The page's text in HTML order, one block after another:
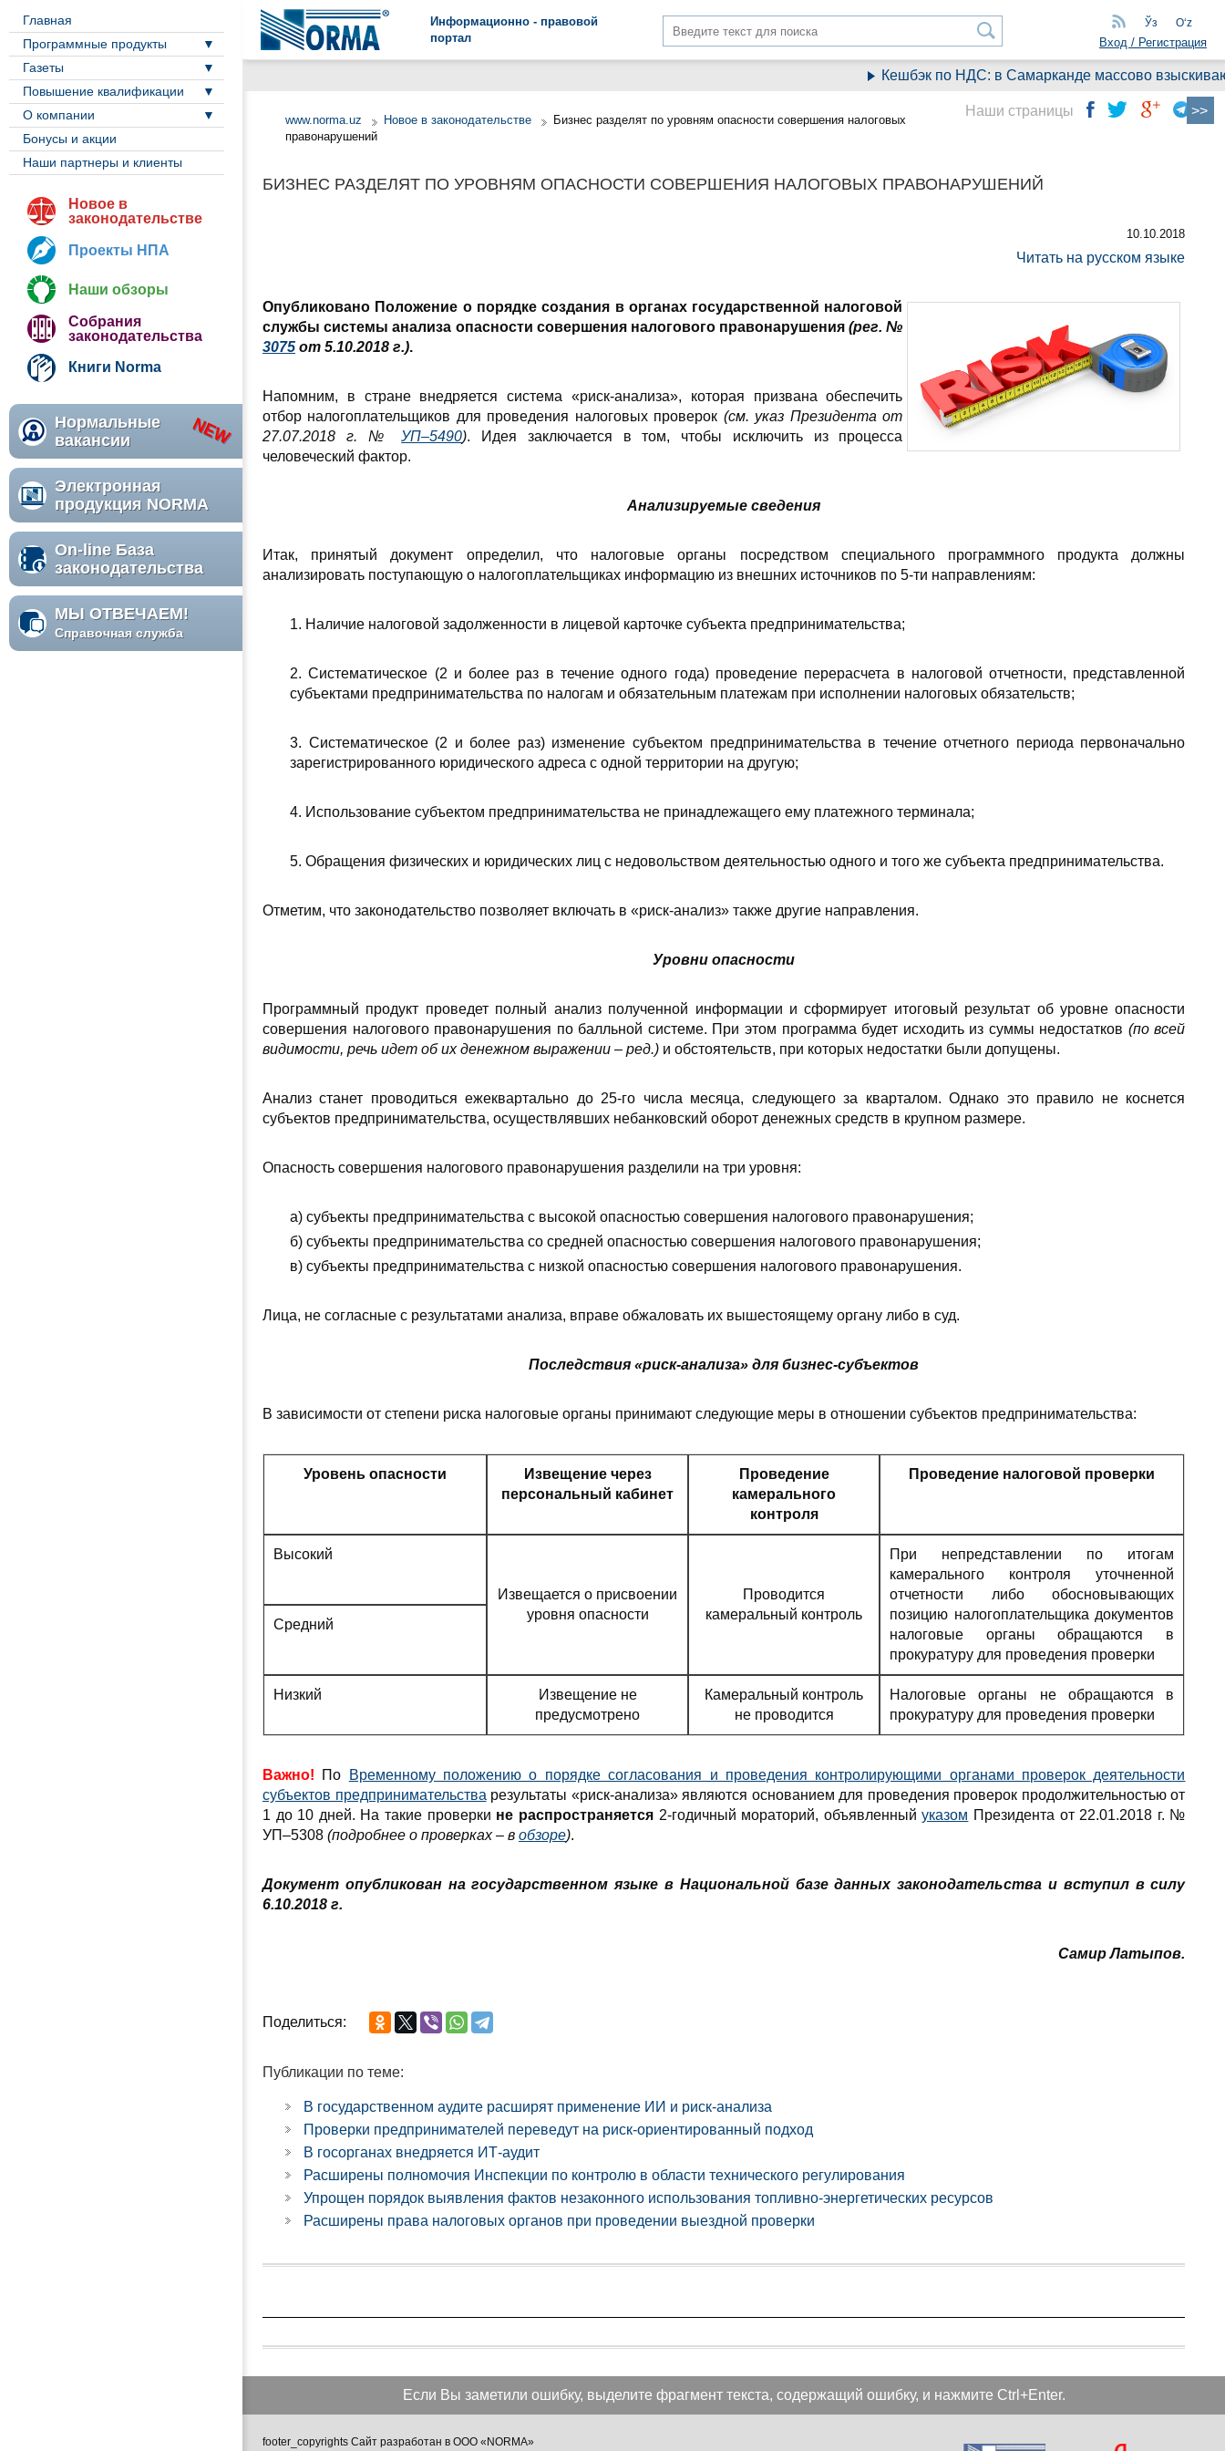
Информационно - правовой
портал
Ўз Oʻz
Вход / Регистрация
Главная
Программные продукты
Газеты
Повышение квалификации
О компании
Бонусы и акции
Наши партнеры и клиенты
Новое в
законодательстве
Проекты НПА
Наши обзоры
Собрания
законодательства
Книги Norma
Нормальные
вакансии
Электронная
продукция NORMA
On-line База
законодательства
МЫ ОТВЕЧАЕМ!
Справочная служба
Кешбэк по НДС: в Самарканде массово взыскивают
www.norma.uz Новое в законодательстве
Бизнес разделят по уровням опасности совершения налоговых
правонарушений
БИЗНЕС РАЗДЕЛЯТ ПО УРОВНЯМ ОПАСНОСТИ СОВЕРШЕНИЯ НАЛОГОВЫХ ПРАВОНАРУШЕНИЙ
10.10.2018
Читать на русском языке
Опубликовано Положение о порядке создания в органах государственной налоговой
службы системы анализа опасности совершения налогового правонарушения(рег. №
3075 от 5.10.2018 г.).
Напомним, в стране внедряется система «риск-анализа», которая призвана обеспечить
отбор налогоплательщиков для проведения налоговых проверок (см. указ Президента от
27.07.2018 г. №УП–5490). Идея заключается в том, чтобы исключить из процесса
человеческий фактор.
Анализируемые сведения
Итак, принятый документ определил, что налоговые органы посредством специального программного продукта должны
анализировать поступающую о налогоплательщиках информацию из внешних источников по 5-ти направлениям:
1. Наличие налоговой задолженности в лицевой карточке субъекта предпринимательства;
2. Систематическое (2 и более раз в течение одного года) проведение перерасчета в налоговой отчетности, представленной
субъектами предпринимательства по налогам и обязательным платежам при исполнении налоговых обязательств;
3. Систематическое (2 и более раз) изменение субъектом предпринимательства в течение отчетного периода первоначально
зарегистрированного юридического адреса с одной территории на другую;
4. Использование субъектом предпринимательства не принадлежащего ему платежного терминала;
5. Обращения физических и юридических лиц с недовольством деятельностью одного и того же субъекта предпринимательства.
Отметим, что законодательство позволяет включать в «риск-анализ» также другие направления.
Уровни опасности
Программный продукт проведет полный анализ полученной информации и сформирует итоговый результат об уровне опасности
совершения налогового правонарушения по балльной системе. При этом программа будет исходить из суммы недостатков (по всей
видимости, речь идет об их денежном выражении – ред.) и обстоятельств, при которых недостатки были допущены.
Анализ станет проводиться ежеквартально до 25-го числа месяца, следующего за кварталом. Однако это правило не коснется
субъектов предпринимательства, осуществлявших небанковский оборот денежных средств в крупном размере.
Опасность совершения налогового правонарушения разделили на три уровня:
а) субъекты предпринимательства с высокой опасностью совершения налогового правонарушения;
б) субъекты предпринимательства со средней опасностью совершения налогового правонарушения;
в) субъекты предпринимательства с низкой опасностью совершения налогового правонарушения.
Лица, не согласные с результатами анализа, вправе обжаловать их вышестоящему органу либо в суд.
Последствия «риск-анализа» для бизнес-субъектов
В зависимости от степени риска налоговые органы принимают следующие меры в отношении субъектов предпринимательства:
Уровень опасности
Извещение через
персональный кабинет
Проведение
камерального
контроля
Проведение налоговой проверки
Высокий
Извещается о присвоении
уровня опасности
Проводится
камеральный контроль
При непредставлении по итогам
камерального контроля уточненной
отчетности либо обосновывающих
позицию налогоплательщика документов
налоговые органы обращаются в
прокуратуру для проведения проверки
Средний
Низкий
Извещение не
предусмотрено
Камеральный контроль
не проводится
Налоговые органы не обращаются в
прокуратуру для проведения проверки
Важно! По
Временному положению о порядке согласования и проведения контролирующими органами проверок деятельности
субъектов предпринимательства результаты «риск-анализа» являются основанием для проведения проверок продолжительностью от
1 до 10 дней. На такие проверки не распространяется2-годичный мораторий, объявленныйуказом Президента от 22.01.2018 г. №
УП–5308 (подробнее о проверках – в обзоре).
Документ опубликован на государственном языке в Национальной базе данных законодательства и вступил в силу
6.10.2018 г.
Самир Латыпов.
Поделиться:
Публикации по теме:
В государственном аудите расширят применение ИИ и риск-анализа
Проверки предпринимателей переведут на риск-ориентированный подход
В госорганах внедряется ИТ-аудит
Расширены полномочия Инспекции по контролю в области технического регулирования
Упрощен порядок выявления фактов незаконного использования топливно-энергетических ресурсов
Расширены права налоговых органов при проведении выездной проверки
Наши страницы
Если Вы заметили ошибку, выделите фрагмент текста, содержащий ошибку, и нажмите Ctrl+Enter.
footer_copyrights Сайт разработан в ООО «NORMA»